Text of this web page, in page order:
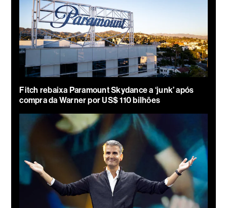
Fitch rebaixa Paramount Skydance a ‘junk’ após
compra da Warner por US$ 110 bilhões